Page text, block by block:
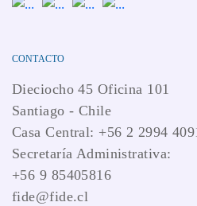
CONTACTO
Dieciocho 45 Oficina 101
Santiago - Chile
Casa Central: +56 2 2994
Secretaría Administrativa:
+56 9 85405816
fide@fide.cl